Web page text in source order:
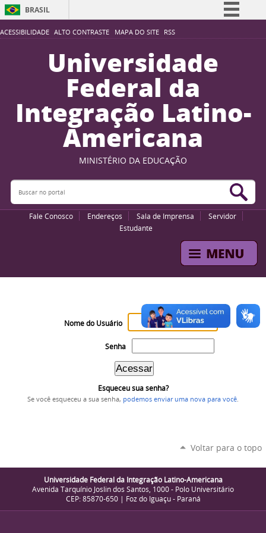
ACESSIBILIDADE ALTO CONTRASTE MAPA DO SITE RSS
BRASIL
Simplifique!
Participe
Acesso à informação
Legislação
Canais
Universidade
Federal da
Integração Latino-
Americana
MINISTÉRIO DA EDUCAÇÃO
Buscar no portal
Fale Conosco Endereços Sala de Imprensa
Servidor
Estudante
Nome do Usuário
Senha
Esqueceu sua senha?
Se você esqueceu a sua senha, podemos enviar uma nova para você.
Voltar para o topo
Universidade Federal da Integração Latino-Americana
Avenida Tarquínio Joslin dos Santos, 1000 - Polo Universitário
CEP: 85870-650 | Foz do Iguaçu - Paraná